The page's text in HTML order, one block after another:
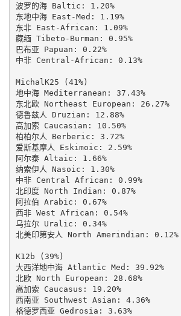
波罗的海 Baltic: 1.20%
东地中海 East-Med: 1.19%
东非 East-African: 1.09%
藏缅 Tibeto-Burman: 0.95%
巴布亚 Papuan: 0.22%
中非 Central-African: 0.13%
MichalK25 (41%)
地中海 Mediterranean: 37.43%
东北欧 Northeast European: 26.27%
德鲁兹人 Druzian: 12.88%
高加索 Caucasian: 10.50%
柏柏尔人 Berberic: 3.72%
爱斯基摩人 Eskimoic: 2.59%
阿尔泰 Altaic: 1.66%
纳索伊人 Nasoic: 1.30%
中非 Central African: 0.99%
北印度 North Indian: 0.87%
阿拉伯 Arabic: 0.67%
西非 West African: 0.54%
乌拉尔 Uralic: 0.34%
北美印第安人 North Amerindian: 0.12%
K12b (39%)
大西洋地中海 Atlantic Med: 39.92%
北欧 North European: 28.68%
高加索 Caucasus: 19.20%
西南亚 Southwest Asian: 4.36%
格德罗西亚 Gedrosia: 3.63%